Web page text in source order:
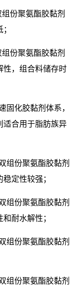
份聚氨酯胶黏剂
份聚氨酯胶黏剂
性，组合料储存时
固化胶黏剂体系，
适合用于脂肪族异
组份聚氨酯胶黏剂
定性较强；
组份聚氨酯胶黏剂
耐水解性；
组份聚氨酯胶黏剂
组份聚氨酯胶黏剂